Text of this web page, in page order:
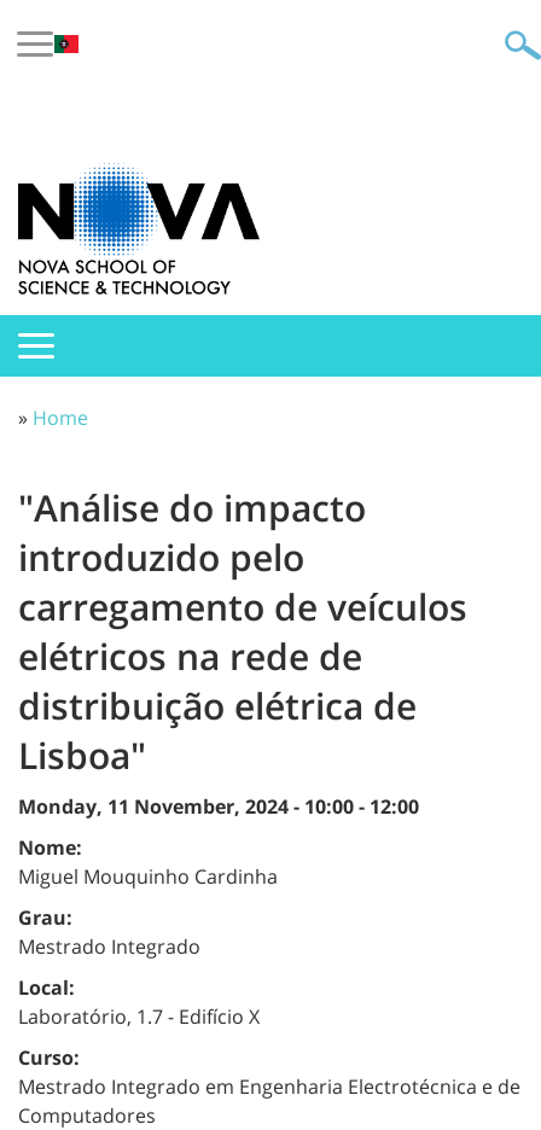
» Home
"Análise do impacto
introduzido pelo
carregamento de veículos
elétricos na rede de
distribuição elétrica de
Lisboa"
Monday, 11 November, 2024 - 10:00- 12:00
Nome:
Miguel Mouquinho Cardinha
Grau:
Mestrado Integrado
Local:
Laboratório, 1.7 - Edifício X
Curso:
Mestrado Integrado em Engenharia Electrotécnica e de
Computadores